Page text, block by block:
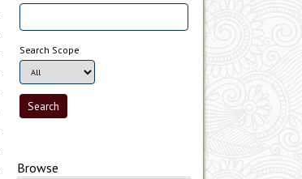
Search Scope
Browse